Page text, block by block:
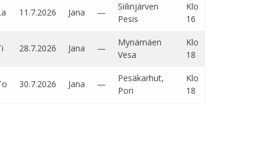
11.7.2026 Jana —
Siilinjärven
Pesis
Klo
16
28.7.2026 Jana —
Mynämäen
Vesa
Klo
18
30.7.2026 Jana —
Pesäkarhut,
Pori
Klo
18